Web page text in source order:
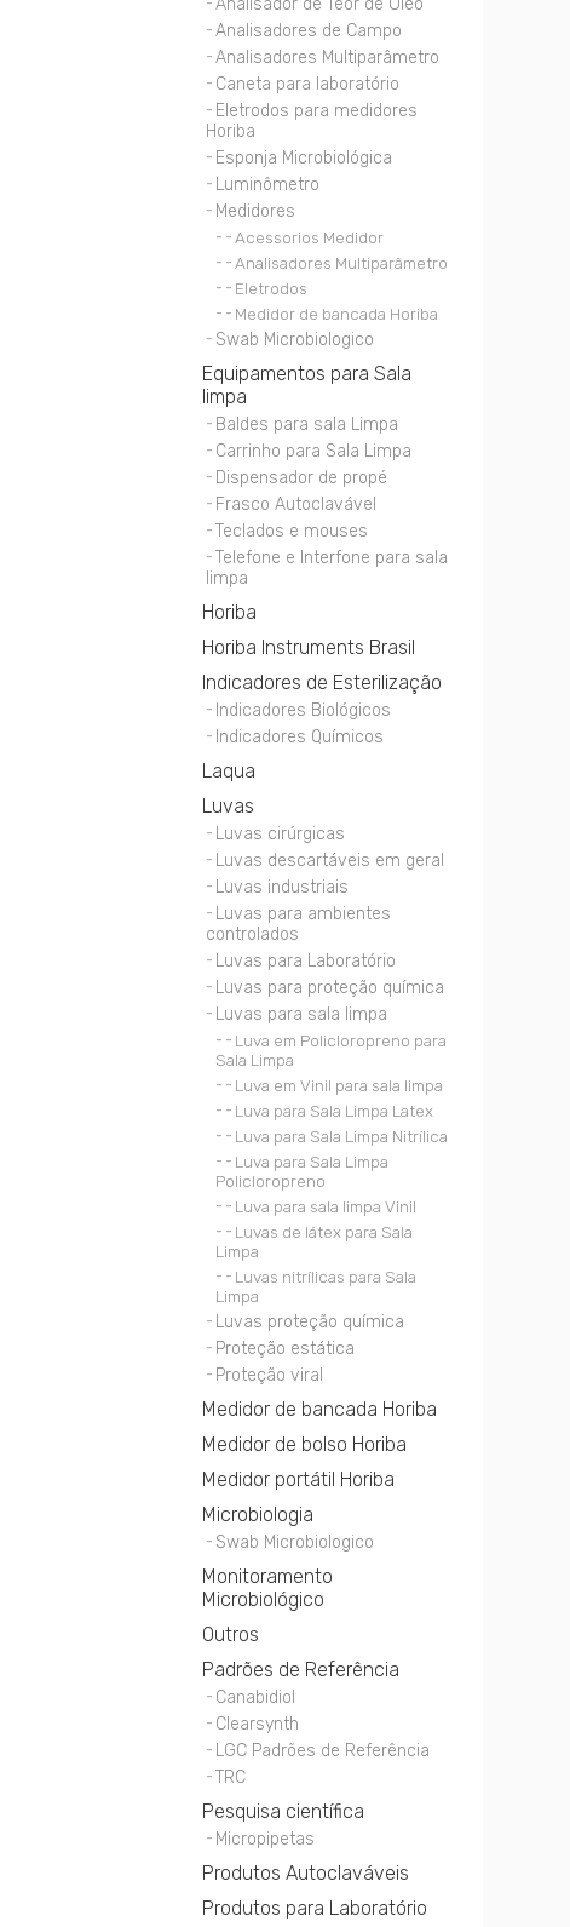
Analisador de Teor de Óleo
Analisadores de Campo
Analisadores Multiparâmetro
Caneta para laboratório
Eletrodos para medidores
Horiba
Esponja Microbiológica
Luminômetro
Medidores
Acessorios Medidor
Analisadores Multiparâmetro
Eletrodos
Medidor de bancada Horiba
Swab Microbiologico
Equipamentos para Sala
limpa
Baldes para sala Limpa
Carrinho para Sala Limpa
Dispensador de propé
Frasco Autoclavável
Teclados e mouses
Telefone e Interfone para sala
limpa
Horiba
Horiba Instruments Brasil
Indicadores de Esterilização
Indicadores Biológicos
Indicadores Químicos
Laqua
Luvas
Luvas cirúrgicas
Luvas descartáveis em geral
Luvas industriais
Luvas para ambientes
controlados
Luvas para Laboratório
Luvas para proteção química
Luvas para sala limpa
Luva em Policloropreno para
Sala Limpa
Luva em Vinil para sala limpa
Luva para Sala Limpa Latex
Luva para Sala Limpa Nitrílica
Luva para Sala Limpa
Policloropreno
Luva para sala limpa Vinil
Luvas de látex para Sala
Limpa
Luvas nitrílicas para Sala
Limpa
Luvas proteção química
Proteção estática
Proteção viral
Medidor de bancada Horiba
Medidor de bolso Horiba
Medidor portátil Horiba
Microbiologia
Swab Microbiologico
Monitoramento
Microbiológico
Outros
Padrões de Referência
Canabidiol
Clearsynth
LGC Padrões de Referência
TRC
Pesquisa científica
Micropipetas
Produtos Autoclaváveis
Produtos para Laboratório